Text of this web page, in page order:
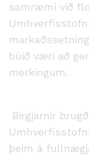
samræmi við
búið væri að
merkingum.
Birgjarnir
þeim á